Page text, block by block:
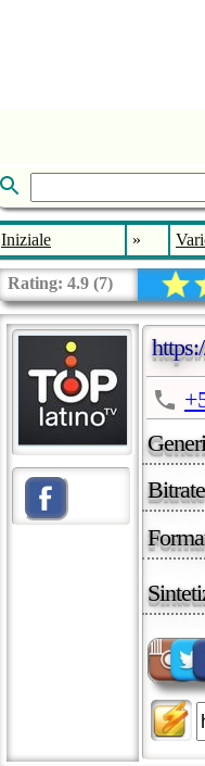
Iniziale »
Rating: 4.9 (7)